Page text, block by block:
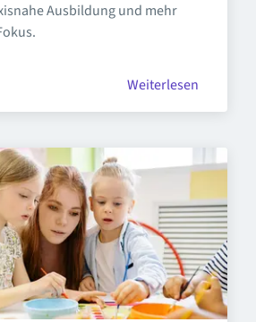
Ausbildung und mehr
Weiterlesen